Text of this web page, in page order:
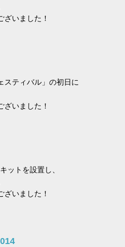
ざいました！
スティバル」の初日に
ざいました！
ットを設置し、
ざいました！